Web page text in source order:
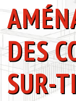
AMÉNAGEMENT
DES
SUR-